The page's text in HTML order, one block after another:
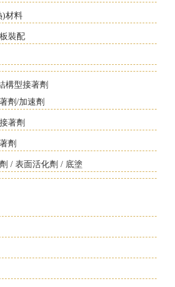
)材料
裝配
構型接著劑
劑/加速劑
著劑
劑
/ 表面活化劑 / 底塗